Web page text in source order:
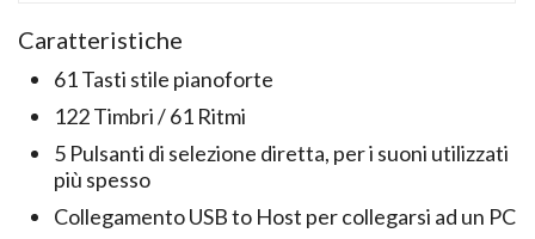
Caratteristiche
61 Tasti stile pianoforte
122 Timbri / 61 Ritmi
5 Pulsanti di selezione diretta, per i suoni utilizzati
più spesso
Collegamento USB to Host per collegarsi ad un PC